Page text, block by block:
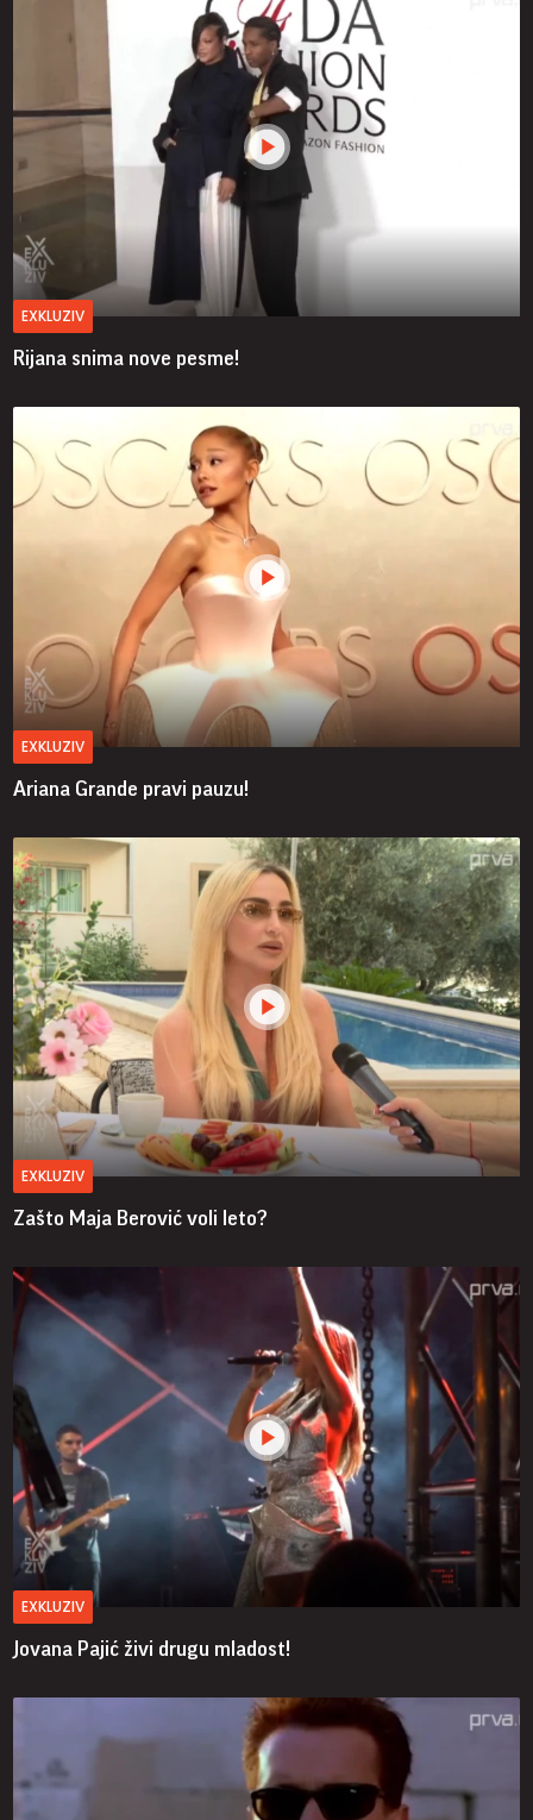
EXKLUZIV
Rijana snima nove pesme!
EXKLUZIV
Ariana Grande pravi pauzu!
EXKLUZIV
Zašto Maja Berović voli leto?
EXKLUZIV
Jovana Pajić živi drugu mladost!